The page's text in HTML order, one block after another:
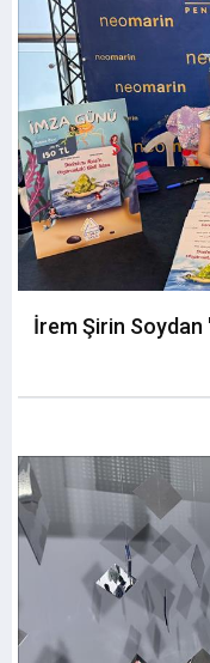
İrem Şirin